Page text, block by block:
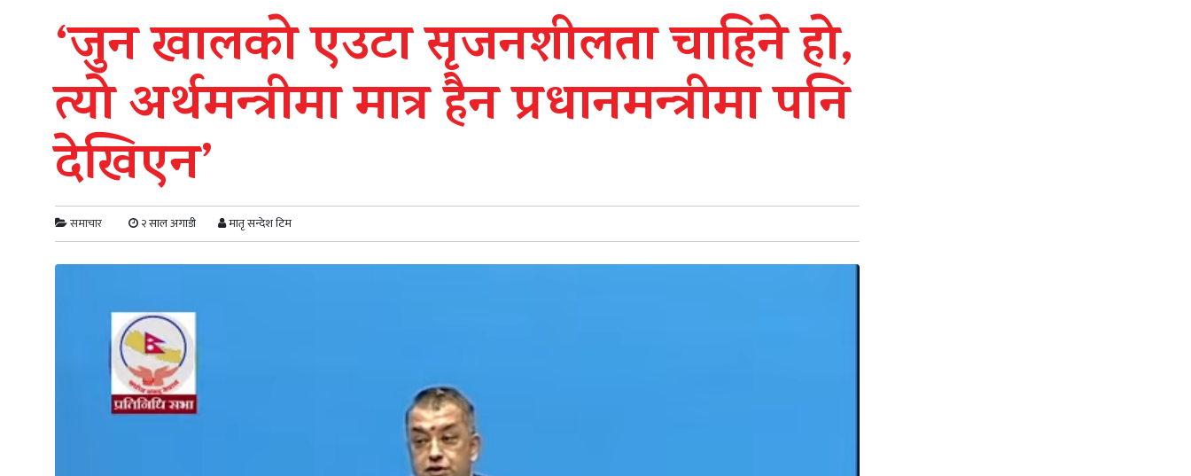
‘जुन खालको एउटा सृजनशीलता चाहिने हो,
त्यो अर्थमन्त्रीमा मात्र हैन प्रधानमन्त्रीमा पनि
देखिएन’
समाचार २ साल अगाडी मातृ सन्देश टिम